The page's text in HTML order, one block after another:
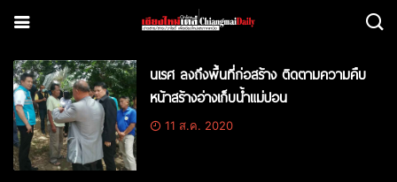
นเรศ ลงถึงพื้นที่ก่อสร้าง ติดตามความคืบ
หน้าสร้างอ่างเก็บน้ำแม่ปอน
11 ส.ค. 2020